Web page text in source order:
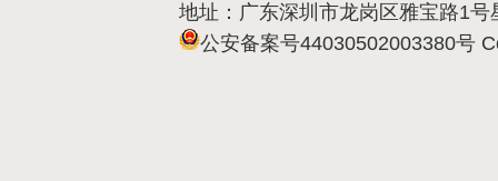
地址：广东深圳市龙岗区雅宝路1
公安备案号44030502003380号